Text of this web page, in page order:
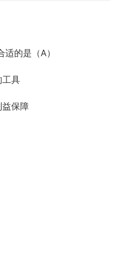
的是（A）
工具
益保障